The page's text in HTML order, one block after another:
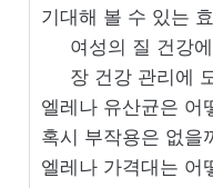
기대해 볼 수 있는
여성의 질 건강
장 건강 관리에
엘레나 유산균은 어
혹시 부작용은 없을
엘레나 가격대는 어